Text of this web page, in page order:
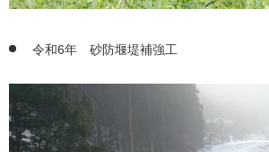
令和6年 砂防堰堤補強工